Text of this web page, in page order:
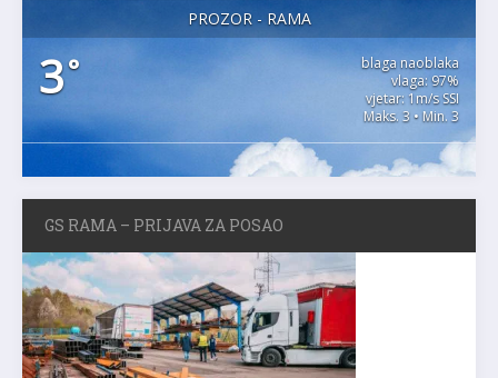
PROZOR - RAMA
3°
blaga naoblaka
vlaga: 97%
vjetar: 1m/s SSI
Maks. 3 • Min. 3
GS RAMA – PRIJAVA ZA POSAO